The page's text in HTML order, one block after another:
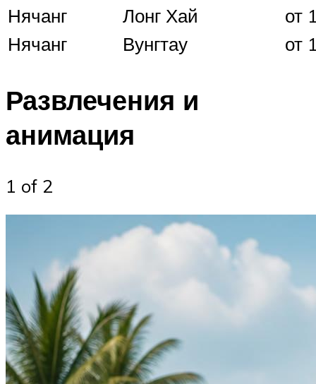
Нячанг
Лонг Хай
от
Нячанг
Вунгтау от
Развлечения и
анимация
1 of 2